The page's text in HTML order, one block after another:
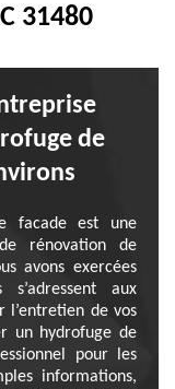
31480
de
facade est une
rénovation de
avons exercées
aux
l’entretien de vos
un hydrofuge de
pour les
informations,